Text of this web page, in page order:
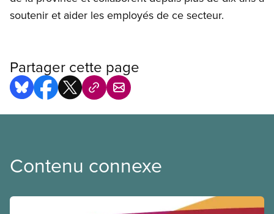
soutenir et aider les employés de ce secteur.
Partager cette page
Contenu connexe